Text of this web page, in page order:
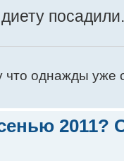
что однажды уже
2011?